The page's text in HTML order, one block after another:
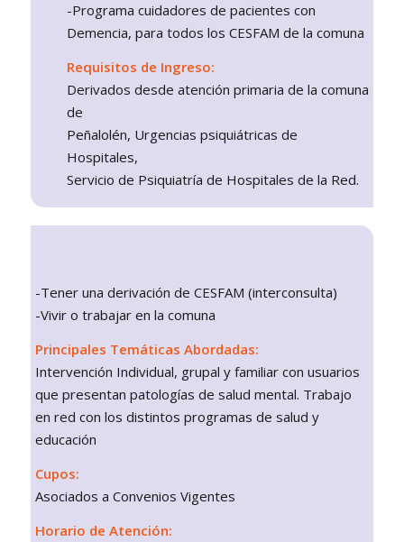
-Programa cuidadores de pacientes con
Demencia, para todos los CESFAM de la comuna
Requisitos de Ingreso:
Derivados desde atención primaria de la comuna
de
Peñalolén, Urgencias psiquiátricas de
Hospitales,
Servicio de Psiquiatría de Hospitales de la Red.
-Tener una derivación de CESFAM (interconsulta)
-Vivir o trabajar en la comuna
Principales Temáticas Abordadas:
Intervención Individual, grupal y familiar con usuarios
que presentan patologías de salud mental. Trabajo
en red con los distintos programas de salud y
educación
Cupos:
Asociados a Convenios Vigentes
Horario de Atención: